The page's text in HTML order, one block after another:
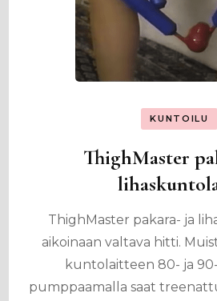
KUNTOILU
ThighMaster
ThighMaster pakara- ja
aikoinaan valtava hitti.
kuntolaitteen 80- ja
pumppaamalla saat